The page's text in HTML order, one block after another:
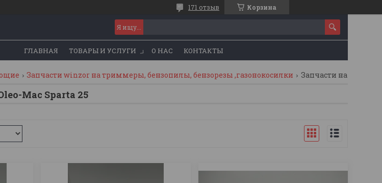
Корзина
171 отзыв
ГЛАВНАЯ ТОВАРЫ И УСЛУГИ О НАС КОНТАКТЫ
Запчасти winzor на триммеры, бензопилы, бензорезы ,газонокосилки
Mac Sparta 25